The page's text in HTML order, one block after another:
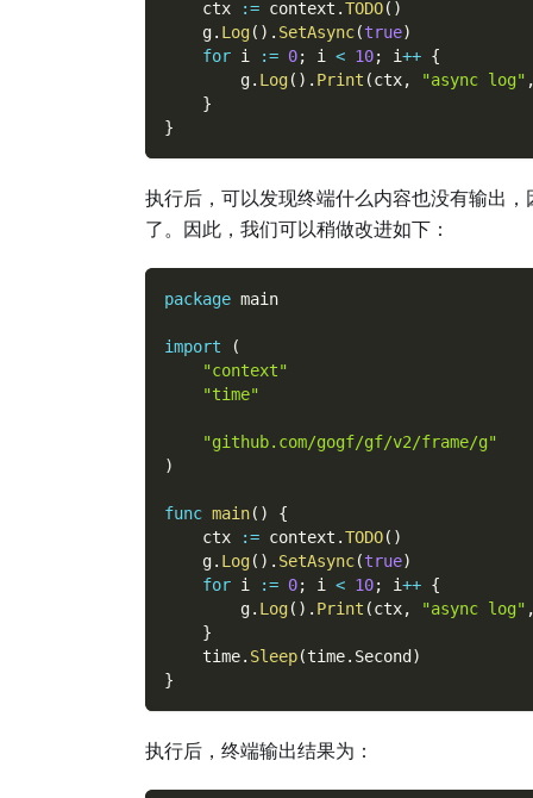
    ctx
:= context .TODO( )
    g
. Log( ) . SetAsync(true)
for i := 0; i < 10; i++ {
        g
. Log( ) . Print (ctx, "async log" ,
}
}
执行后，可以发现终端什么内容也没有输出
了。因此，我们可以稍做改进如下：
package main
import
(
"context"
"time"
"github.com/gogf/gf/v2/frame/g"
)
func main( )
{
    ctx
:= context .TODO( )
    g
. Log( ) . SetAsync(true)
for i := 0; i < 10; i++ {
        g
. Log( ) . Print (ctx, "async log" ,
}
    time
. Sleep(time. Second )
}
执行后，终端输出结果为：